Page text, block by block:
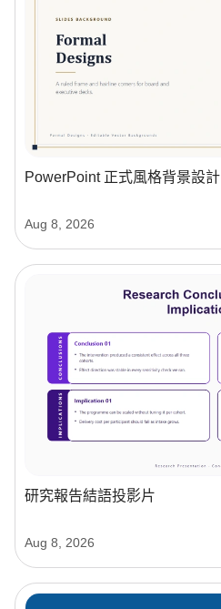
PowerPoint 正式風格背景設計
Aug 8, 2026
研究報告結語投影片
Aug 8, 2026